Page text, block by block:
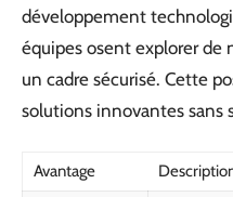
développement
équipes osent explorer de
un cadre sécurisé. Cette
solutions innovantes sans
Avantage